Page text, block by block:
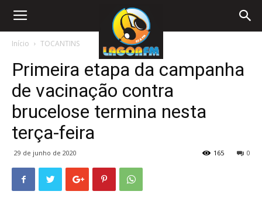
Início TOCANTINS
Primeira etapa da campanha
de vacinação contra
brucelose termina nesta
terça-feira
29 de junho de 2020 0
165